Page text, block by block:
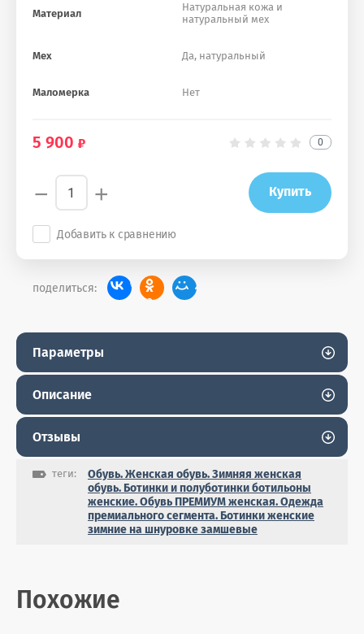
Материал
Натуральная кожа и
натуральный мех
Мех Да, натуральный
Маломерка Нет
5 900 0
− + Купить
Добавить к сравнению
поделиться:
Параметры
Описание
Отзывы
теги:
Обувь. Женская обувь. Зимняя женская
обувь. Ботинки и полуботинки ботильоны
женские. Обувь ПРЕМИУМ женская. Одежда
премиального сегмента. Ботинки женские
зимние на шнуровке замшевые
Похожие